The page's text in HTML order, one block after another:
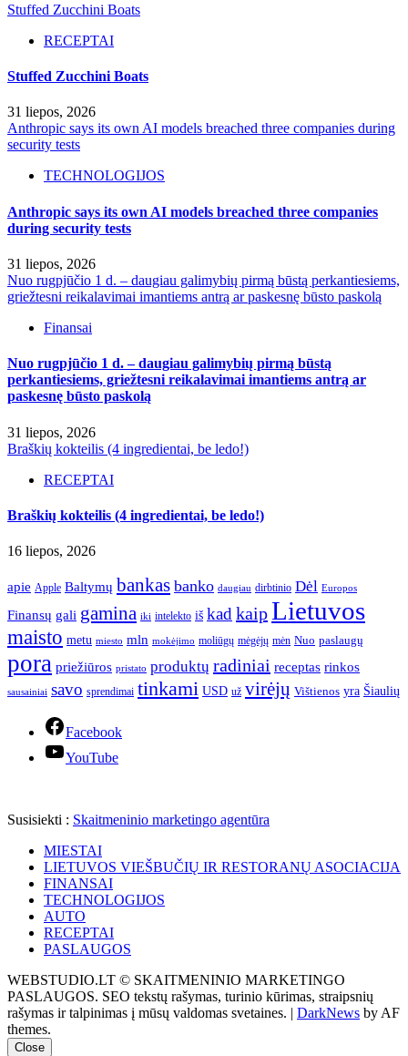
Stuffed Zucchini Boats
RECEPTAI
Stuffed Zucchini Boats
31 liepos, 2026
Anthropic says its own AI models breached three companies during
security tests
TECHNOLOGIJOS
Anthropic says its own AI models breached three companies
during security tests
31 liepos, 2026
Nuo rugpjūčio 1 d. – daugiau galimybių pirmą būstą perkantiesiems,
griežtesni reikalavimai imantiems antrą ar paskesnę būsto paskolą
Finansai
Nuo rugpjūčio 1 d. – daugiau galimybių pirmą būstą
perkantiesiems, griežtesni reikalavimai imantiems antrą ar
paskesnę būsto paskolą
31 liepos, 2026
Braškių kokteilis (4 ingredientai, be ledo!)
RECEPTAI
Braškių kokteilis (4 ingredientai, be ledo!)
16 liepos, 2026
apie Apple Baltymų bankas banko daugiau dirbtinio Dėl Europos
Finansų gali gamina iki intelekto iš kad kaipLietuvos
maisto metu miesto mln mokėjimo moliūgų mėgėjų mėn Nuo paslaugų
pora priežiūros pristato produktų radiniai receptas rinkos
sausainiai savo sprendimai tinkami USD už virėjų Vištienos yra Šiaulių
Facebook
YouTube
Susisiekti : Skaitmeninio marketingo agentūra
MIESTAI
LIETUVOS VIEŠBUČIŲ IR RESTORANŲ ASOCIACIJA
FINANSAI
TECHNOLOGIJOS
AUTO
RECEPTAI
PASLAUGOS
WEBSTUDIO.LT © SKAITMENINIO MARKETINGO
PASLAUGOS. SEO tekstų rašymas, turinio kūrimas, straipsnių
rašymas ir talpinimas į mūsų valdomas svetaines. | DarkNews by AF
themes.
Close